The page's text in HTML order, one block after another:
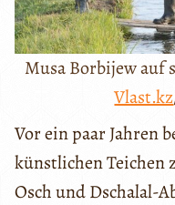
Musa Borbijew auf
Vlast.kz
Vor ein paar Jahren
künstlichen Teichen
Osch und Dschalal-